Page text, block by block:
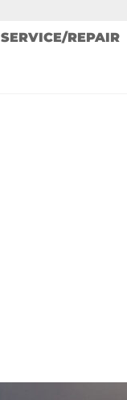
SERVICE/REPAIR